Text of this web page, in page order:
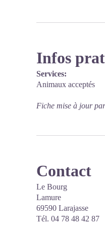
Infos
Services:
Animaux acceptés
Fiche mise à jour
Contact
Le Bourg
Lamure
69590 Larajasse
Tél. 04 78 48 42 87